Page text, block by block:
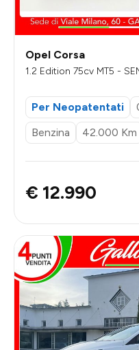
Opel Corsa
1.2 Edition 75cv MT5 -
Per Neopatentati
Benzina
42.000 Km
€ 12.990